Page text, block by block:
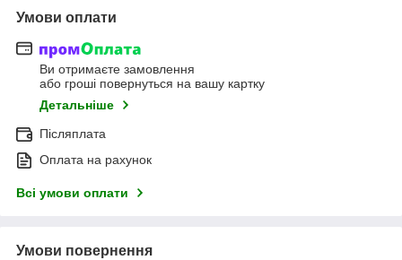
Умови оплати
Ви отримаєте замовлення
або гроші повернуться на вашу картку
Детальніше
Післяплата
Оплата на рахунок
Всі умови оплати
Умови повернення